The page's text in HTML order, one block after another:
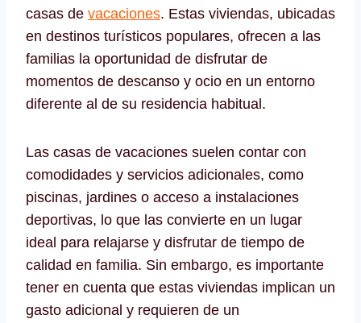
casas de vacaciones. Estas viviendas, ubicadas
en destinos turísticos populares, ofrecen a las
familias la oportunidad de disfrutar de
momentos de descanso y ocio en un entorno
diferente al de su residencia habitual.
Las casas de vacaciones suelen contar con
comodidades y servicios adicionales, como
piscinas, jardines o acceso a instalaciones
deportivas, lo que las convierte en un lugar
ideal para relajarse y disfrutar de tiempo de
calidad en familia. Sin embargo, es importante
tener en cuenta que estas viviendas implican un
gasto adicional y requieren de un